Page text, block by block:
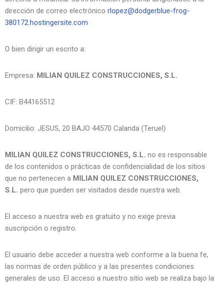
dirección de correo electrónico rlopez@dodgerblue-frog-
380172.hostingersite.com
O bien dirigir un escrito a:
Empresa: MILIAN QUILEZ CONSTRUCCIONES, S.L.
CIF: B44165512
Domicilio: JESUS, 20 BAJO 44570 Calanda (Teruel)
MILIAN QUILEZ CONSTRUCCIONES, S.L. no es responsable
de los contenidos o prácticas de confidencialidad de los sitios
que no pertenecen a MILIAN QUILEZ CONSTRUCCIONES,
S.L. pero que pueden ser visitados desde nuestra web.
El acceso a nuestra web es gratuito y no exige previa
suscripción o registro.
El usuario debe acceder a nuestra web conforme a la buena fe,
las normas de orden público y a las presentes condiciones
generales de uso. El acceso a nuestro sitio web se realiza bajo la